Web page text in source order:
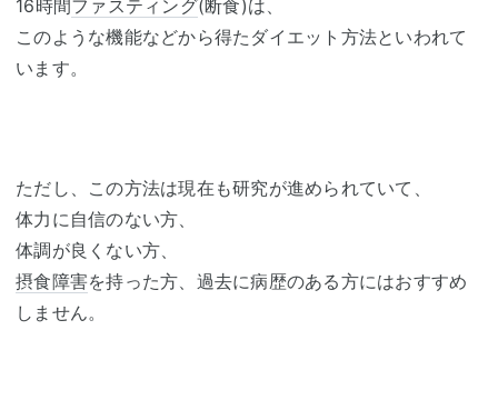
16時間ファスティング(断食)は、
このような機能などから得たダイエット方法といわれて
います。
ただし、この方法は現在も研究が進められていて、
体力に自信のない方、
体調が良くない方、
摂食障害を持った方、過去に病歴のある方にはおすすめ
しません。